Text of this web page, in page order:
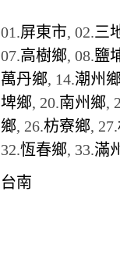
01.屏東市, 02.三
07.高樹鄉, 08.鹽
萬丹鄉, 14.潮州
埤鄉, 20.南州鄉,
鄉, 26.枋寮鄉, 27.
32.恆春鄉, 33.滿
台南